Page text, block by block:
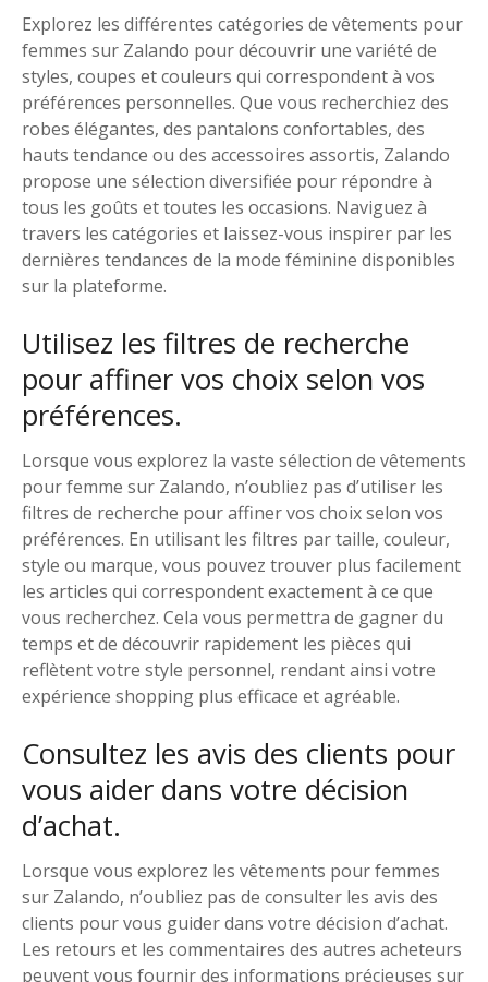
Explorez les différentes catégories de vêtements pour
femmes sur Zalando pour découvrir une variété de
styles, coupes et couleurs qui correspondent à vos
préférences personnelles. Que vous recherchiez des
robes élégantes, des pantalons confortables, des
hauts tendance ou des accessoires assortis, Zalando
propose une sélection diversifiée pour répondre à
tous les goûts et toutes les occasions. Naviguez à
travers les catégories et laissez-vous inspirer par les
dernières tendances de la mode féminine disponibles
sur la plateforme.
Utilisez les filtres de recherche
pour affiner vos choix selon vos
préférences.
Lorsque vous explorez la vaste sélection de vêtements
pour femme sur Zalando, n’oubliez pas d’utiliser les
filtres de recherche pour affiner vos choix selon vos
préférences. En utilisant les filtres par taille, couleur,
style ou marque, vous pouvez trouver plus facilement
les articles qui correspondent exactement à ce que
vous recherchez. Cela vous permettra de gagner du
temps et de découvrir rapidement les pièces qui
reflètent votre style personnel, rendant ainsi votre
expérience shopping plus efficace et agréable.
Consultez les avis des clients pour
vous aider dans votre décision
d’achat.
Lorsque vous explorez les vêtements pour femmes
sur Zalando, n’oubliez pas de consulter les avis des
clients pour vous guider dans votre décision d’achat.
Les retours et les commentaires des autres acheteurs
peuvent vous fournir des informations précieuses sur